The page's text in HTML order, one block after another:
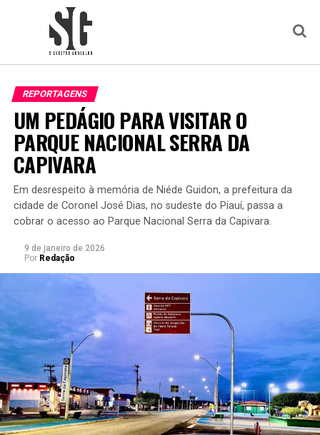
REPORTAGENS
UM PEDÁGIO PARA VISITAR O
PARQUE NACIONAL SERRA DA
CAPIVARA
Em desrespeito à memória de Niéde Guidon, a prefeitura da
cidade de Coronel José Dias, no sudeste do Piauí, passa a
cobrar o acesso ao Parque Nacional Serra da Capivara.
9 de janeiro de 2026
Por Redação